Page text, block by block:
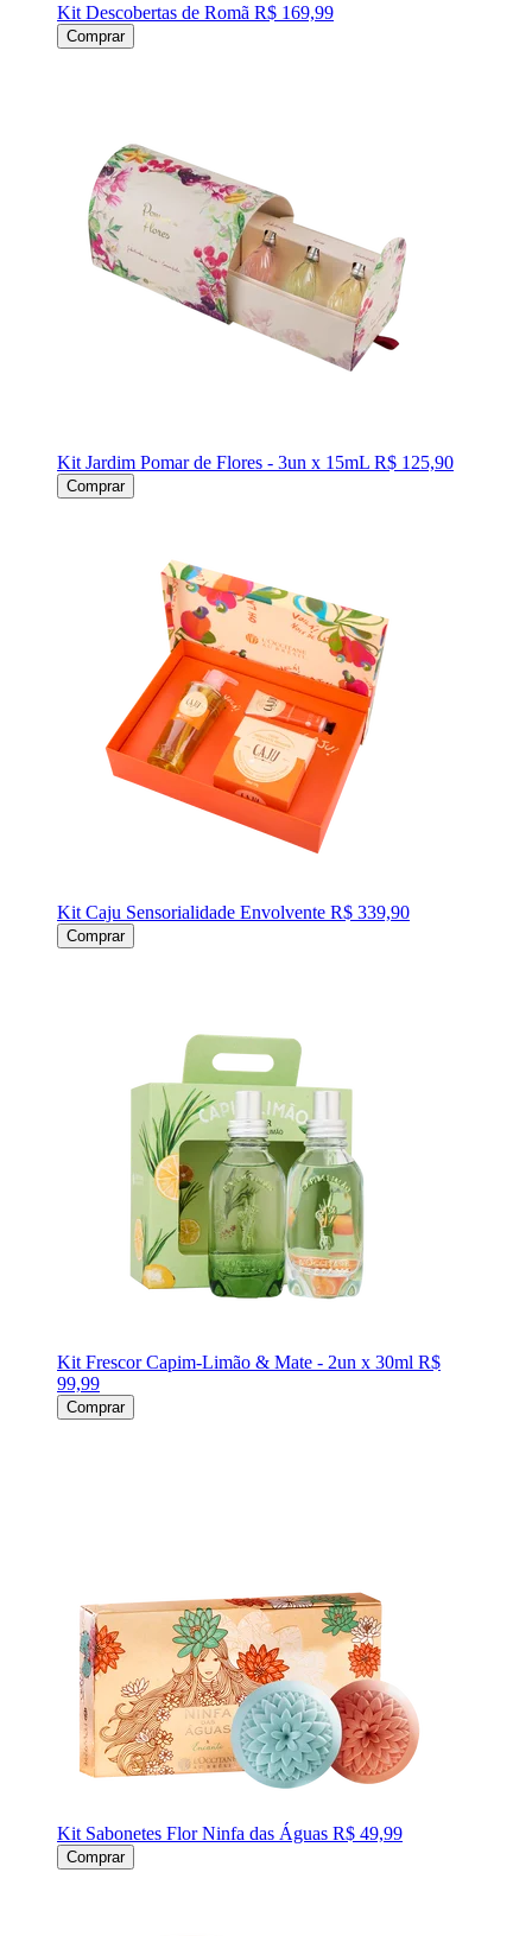
Kit Descobertas de Romã R$ 169,99
Comprar
Kit Jardim Pomar de Flores - 3un x 15mL R$ 125,90
Comprar
Kit Caju Sensorialidade Envolvente R$ 339,90
Comprar
Kit Frescor Capim-Limão & Mate - 2un x 30ml R$
99,99
Comprar
Kit Sabonetes Flor Ninfa das Águas R$ 49,99
Comprar